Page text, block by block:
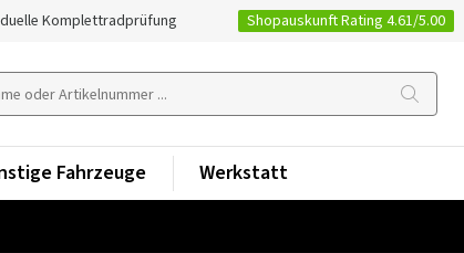
Komplettradprüfung Shopauskunft Rating 4.61/5.00
Fahrzeuge Werkstatt